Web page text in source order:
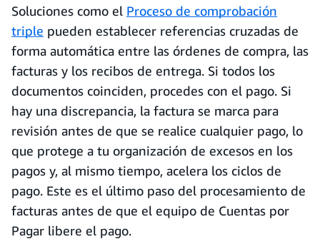
Soluciones como el Proceso de comprobación
triple pueden establecer referencias cruzadas de
forma automática entre las órdenes de compra, las
facturas y los recibos de entrega. Si todos los
documentos coinciden, procedes con el pago. Si
hay una discrepancia, la factura se marca para
revisión antes de que se realice cualquier pago, lo
que protege a tu organización de excesos en los
pagos y, al mismo tiempo, acelera los ciclos de
pago. Este es el último paso del procesamiento de
facturas antes de que el equipo de Cuentas por
Pagar libere el pago.